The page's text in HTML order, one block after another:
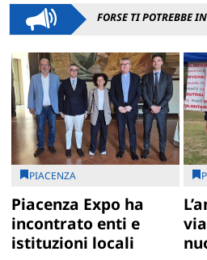
FORSE TI POTREBBE
PIACENZA
Piacenza Expo ha
incontrato enti e
istituzioni locali